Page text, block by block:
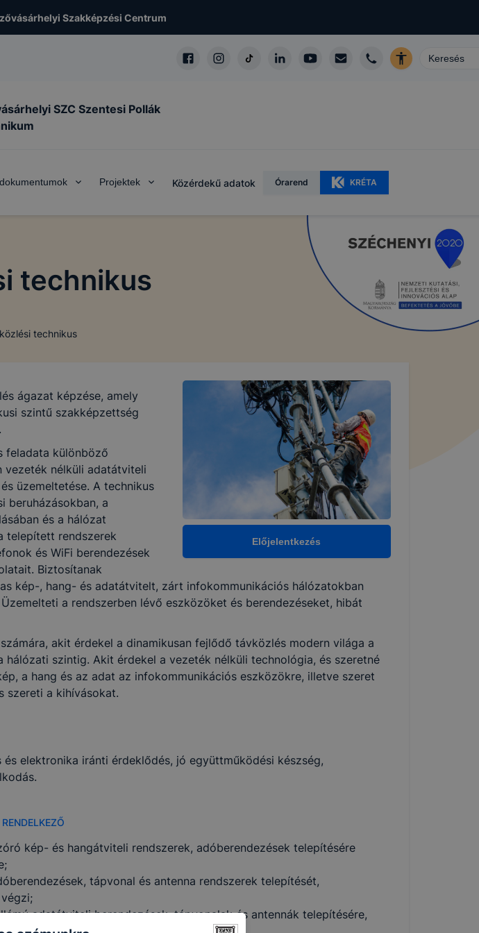
Szakképzési Centrum
SZC Szentesi Pollák
Projektek Közérdekű adatok Órarend KRÉTA
technikus
technikus
Előjelentkezés
ágazat képzése, amely
szintű szakképzettség
feladata különböző
vezeték nélküli adatátviteli
üzemeltetése. A technikus
beruházásokban, a
és a hálózat
telepített rendszerek
és WiFi berendezések
Biztosítanak
kép-, hang- és adatátvitelt, zárt infokommunikációs hálózatokban
a rendszerben lévő eszközöket és berendezéseket, hibát
akit érdekel a dinamikusan fejlődő távközlés modern világa a
hálózati szintig. Akit érdekel a vezeték nélküli technológia, és szeretné
a hang és az adat az infokommunikációs eszközökre, illetve szeret
szereti a kihívásokat.
elektronika iránti érdeklődés, jó együttműködési készség,
kép- és hangátviteli rendszerek, adóberendezések telepítésére
tápvonal és antenna rendszerek telepítését,
adatátviteli berendezések, tápvonalak és antennák telepítésére,